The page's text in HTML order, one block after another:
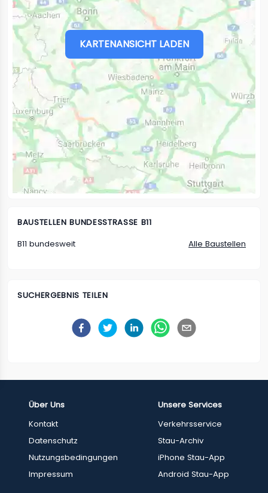
KARTENANSICHT LADEN
BAUSTELLENBUNDESSTRASSE B11
B11 bundesweit
Alle Baustellen
SUCHERGEBNIS TEILEN
Über Uns
Kontakt
Datenschutz
Nutzungsbedingungen
Impressum
Unsere Services
Verkehrsservice
Stau-Archiv
iPhone Stau-App
Android Stau-App